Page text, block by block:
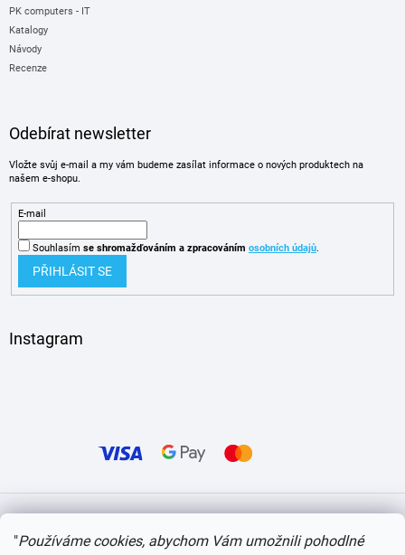
"Používáme cookies, abychom Vám umožnili pohodlné
PK computers - IT
Katalogy
Návody
Recenze
Odebírat newsletter
Vložte svůj e-mail a my vám budeme zasílat informace o nových produktech na
našem e-shopu.
E-mail
Souhlasím se shromažďováním a zpracováním osobních údajů.
PŘIHLÁSIT SE
Instagram